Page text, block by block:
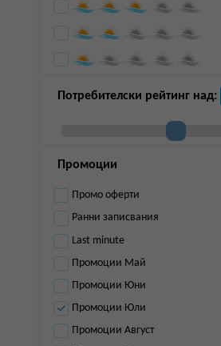
Потребителски рейтинг над:
Промоции
Промо оферти
Ранни записвания
Last minute
Промоции Май
Промоции Юни
Промоции Юли
Промоции Август